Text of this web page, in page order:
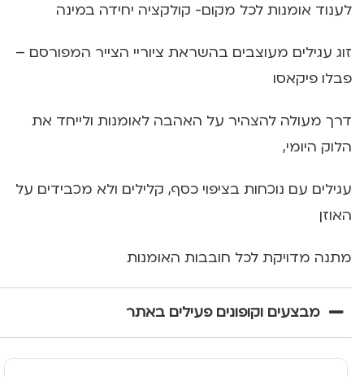
לענוד אומנות לכל מקום- קולקציה יחידה במינה
זוג עגילים מעוצבים בהשראת ציוריי הצייר המפורסם –
פבלו פיקאסו
דרך מעולה להצהיר על האהבה לאומנות ולייחד את
הלוק היומי,
עגילים עם נוכחות בציפוי כסף, קלילים ולא מכבידים על
האוזן
מתנה מדויקת לכל חובבות האומנות
מבצעים וקופונים פעילים באתר